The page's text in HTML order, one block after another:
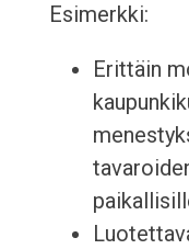
Esimerkki:
Erittäin